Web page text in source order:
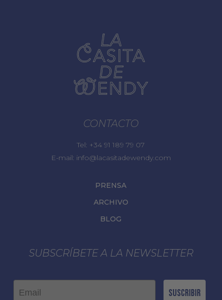
CONTACTO
Tel: +34 91 189 79 07
E-mail: info@lacasitadewendy.com
PRENSA
ARCHIVO
BLOG
SUBSCRÍBETE A LA NEWSLETTER
Email
Suscribir